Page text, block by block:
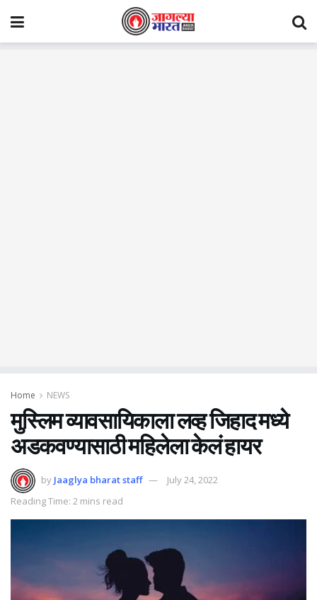
Home NEWS
मुस्लिम व्यावसायिकाला लव्ह जिहाद मध्ये
अडकवण्यासाठी महिलेला केलं हायर
by Jaaglya bharat staff
July 24, 2022
Reading Time: 2 mins read